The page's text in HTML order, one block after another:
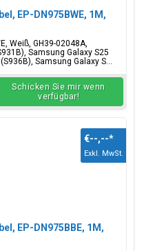
EP-DN975BWE, 1M,
Weiß, GH39-02048A,
Samsung Galaxy S25
Samsung Galaxy S...
Schicken Sie mir wenn
verfügbar!
EP-DN975BBE, 1M,
€--,--*
Exkl. MwSt.